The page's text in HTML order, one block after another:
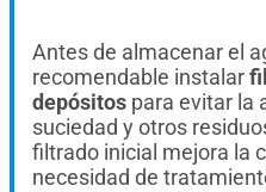
Antes de almacenar el
recomendable instalar
depósitos para evitar la
suciedad y otros
filtrado inicial mejora la
necesidad de